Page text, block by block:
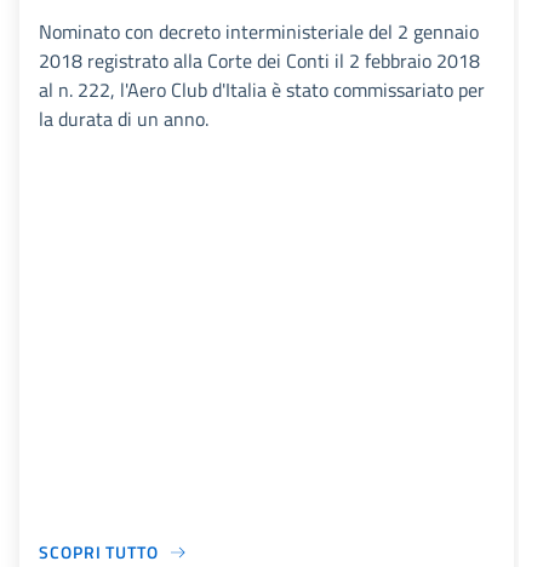
Nominato con decreto interministeriale del 2 gennaio
2018 registrato alla Corte dei Conti il 2 febbraio 2018
al n. 222, l'Aero Club d'Italia è stato commissariato per
la durata di un anno.
SCOPRI TUTTO